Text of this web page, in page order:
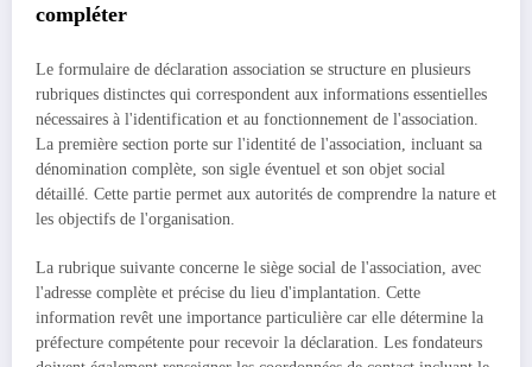
compléter
Le formulaire de déclaration association se structure en plusieurs
rubriques distinctes qui correspondent aux informations essentielles
nécessaires à l'identification et au fonctionnement de l'association.
La première section porte sur l'identité de l'association, incluant sa
dénomination complète, son sigle éventuel et son objet social
détaillé. Cette partie permet aux autorités de comprendre la nature et
les objectifs de l'organisation.
La rubrique suivante concerne le siège social de l'association, avec
l'adresse complète et précise du lieu d'implantation. Cette
information revêt une importance particulière car elle détermine la
préfecture compétente pour recevoir la déclaration. Les fondateurs